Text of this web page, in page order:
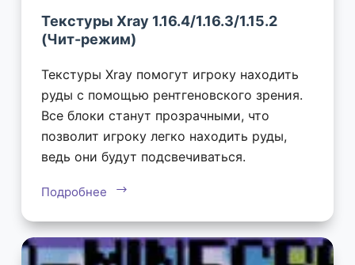
Текстуры Xray 1.16.4/1.16.3/1.15.2
(Чит-режим)
Текстуры Xray помогут игроку находить
руды с помощью рентгеновского зрения.
Все блоки станут прозрачными, что
позволит игроку легко находить руды,
ведь они будут подсвечиваться.
Подробнее